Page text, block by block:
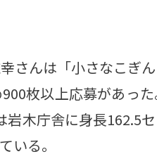
さんは「小さなこぎ
枚以上応募があっ
木庁舎に身長162.5
いる。